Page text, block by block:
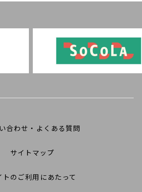
合わせ・よくある質問
サイトマップ
トのご利用にあたって